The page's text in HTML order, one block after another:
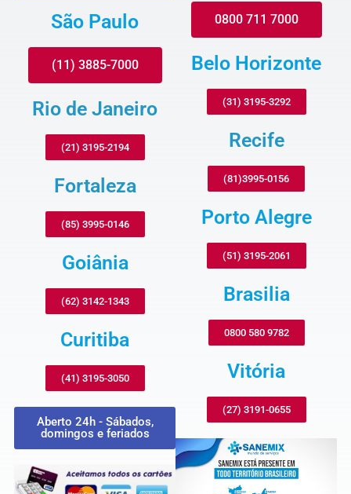
São Paulo
(11) 3885-7000
Rio de Janeiro
(21) 3195-2194
Fortaleza
(85) 3995-0146
Goiânia
(62) 3142-1343
Curitiba
(41) 3195-3050
Aberto 24h - Sábados,
domingos e feriados
0800 711 7000
Belo Horizonte
(31) 3195-3292
Recife
(81)3995-0156
Porto Alegre
(51) 3195-2061
Brasilia
0800 580 9782
Vitória
(27) 3191-0655